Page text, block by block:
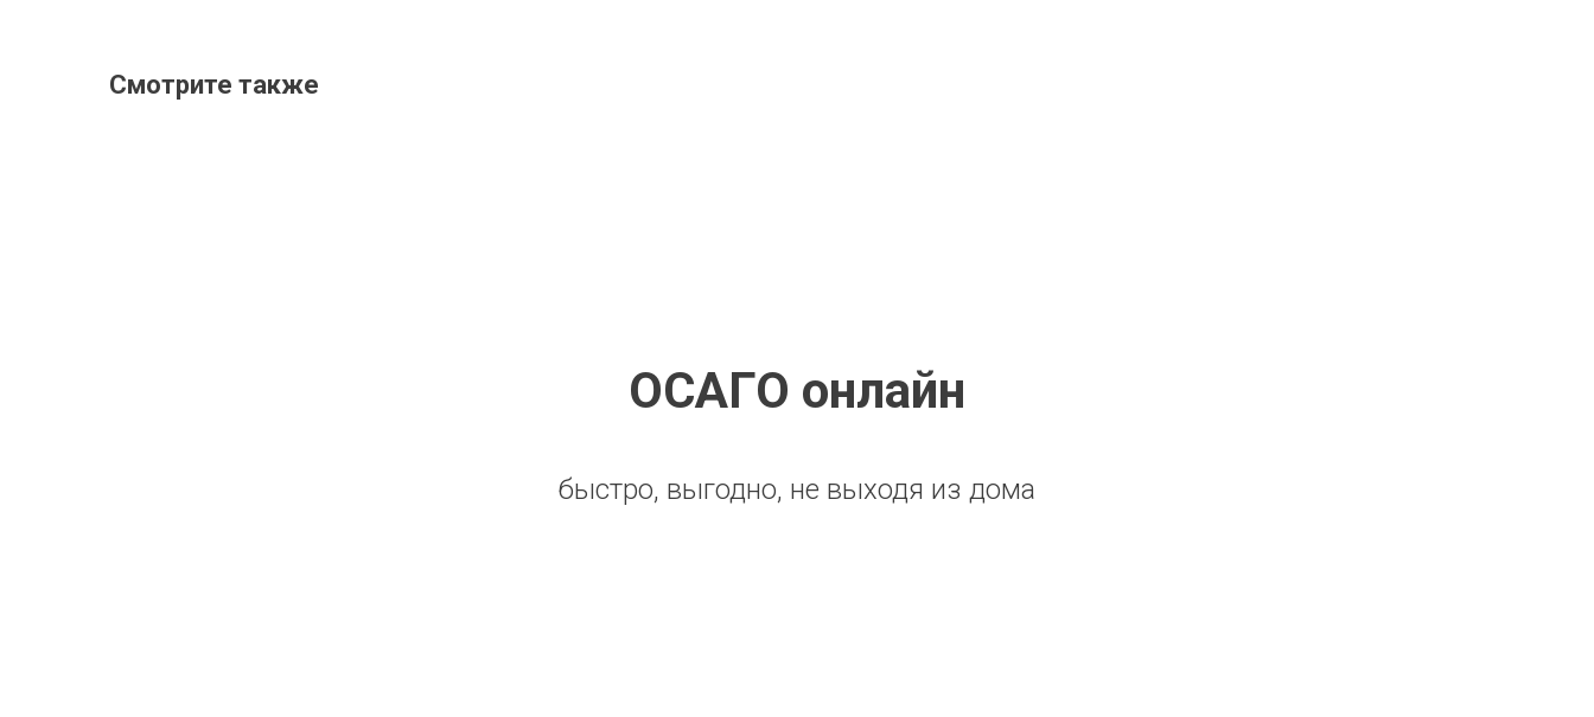
Смотрите также
ОСАГО онлайн
быстро, выгодно, не выходя из дома